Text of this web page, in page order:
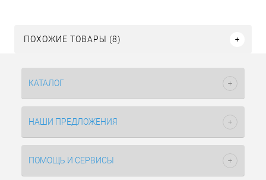
ПОХОЖИЕ ТОВАРЫ (8)
КАТАЛОГ
НАШИ ПРЕДЛОЖЕНИЯ
ПОМОЩЬ И СЕРВИСЫ